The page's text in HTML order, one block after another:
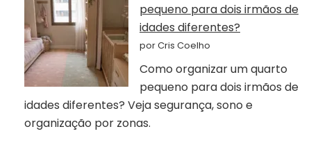
pequeno para dois irmãos de
idades diferentes?
por Cris Coelho
Como organizar um quarto
pequeno para dois irmãos de
idades diferentes? Veja segurança, sono e
organização por zonas.